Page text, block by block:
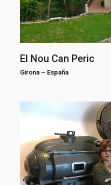
El Nou Can Peric
Girona – España